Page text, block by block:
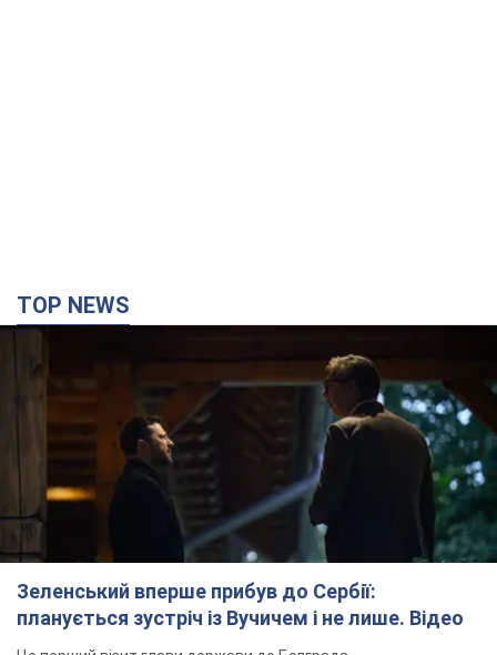
TOP NEWS
Зеленський вперше прибув до Сербії:
планується зустріч із Вучичем і не лише. Відео